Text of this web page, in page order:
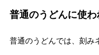
普通のうどんに使
普通のうどんでは、刻み